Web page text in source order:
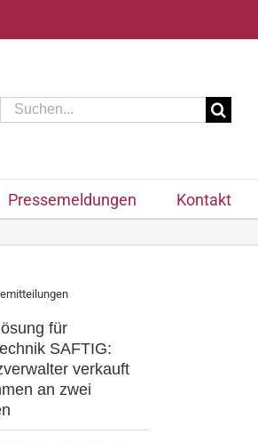
Suche
nach:
Pressemeldungen Kontakt
für
SAFTIG:
verkauft
an zwei